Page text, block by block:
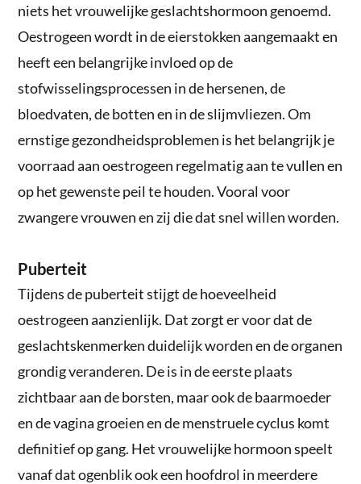
niets het vrouwelijke geslachtshormoon genoemd.
Oestrogeen wordt in de eierstokken aangemaakt en
heeft een belangrijke invloed op de
stofwisselingsprocessen in de hersenen, de
bloedvaten, de botten en in de slijmvliezen. Om
ernstige gezondheidsproblemen is het belangrijk je
voorraad aan oestrogeen regelmatig aan te vullen en
op het gewenste peil te houden. Vooral voor
zwangere vrouwen en zij die dat snel willen worden.
Puberteit
Tijdens de puberteit stijgt de hoeveelheid
oestrogeen aanzienlijk. Dat zorgt er voor dat de
geslachtskenmerken duidelijk worden en de organen
grondig veranderen. De is in de eerste plaats
zichtbaar aan de borsten, maar ook de baarmoeder
en de vagina groeien en de menstruele cyclus komt
definitief op gang. Het vrouwelijke hormoon speelt
vanaf dat ogenblik ook een hoofdrol in meerdere